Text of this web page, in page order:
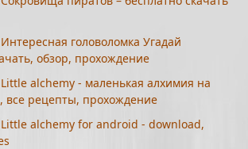
Интересная головоломка Угадай
обзор, прохождение
Little alchemy - маленькая алхимия на
все рецепты, прохождение
Little alchemy for android - download,